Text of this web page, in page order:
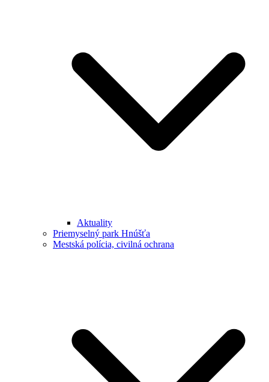
Aktuality
Priemyselný park Hnúšťa
Mestská polícia, civilná ochrana